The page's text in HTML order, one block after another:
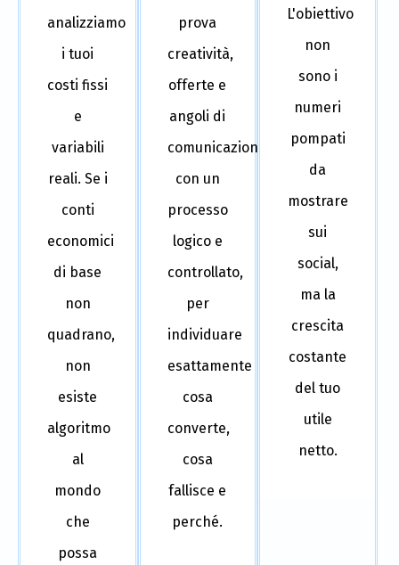
analizziamo
i tuoi
costi fissi
e
variabili
reali. Se i
conti
economici
di base
non
quadrano,
non
esiste
algoritmo
al
mondo
che
possa
prova
creatività,
offerte e
angoli di
comunicazione
con un
processo
logico e
controllato,
per
individuare
esattamente
cosa
converte,
cosa
fallisce e
perché.
L'obiettivo
non
sono i
numeri
pompati
da
mostrare
sui
social,
ma la
crescita
costante
del tuo
utile
netto.